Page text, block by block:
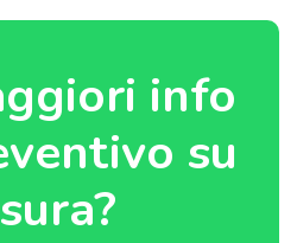
info
su